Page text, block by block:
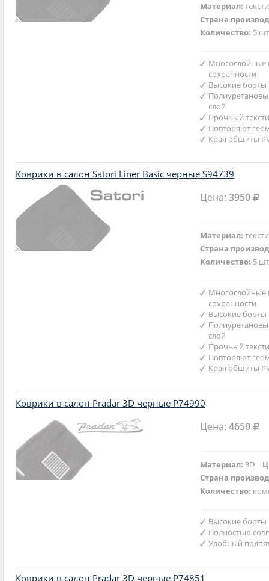
Материал:
Страна
Количество: 5
Многослойные
сохранности
Высокие борты
слой
Прочный
Повторяют
Края обшиты
Коврики в салон Satori Liner Basic черные S94739
Цена:3950
Материал:
Страна
Количество: 5
Многослойные
сохранности
Высокие борты
слой
Прочный
Повторяют
Края обшиты
Коврики в салон Pradar 3D черные P74990
Цена:4650
Материал:3D
Страна
Количество:
Высокие борты
Полностью
Удобный
Коврики в салон Pradar 3D черные P74851